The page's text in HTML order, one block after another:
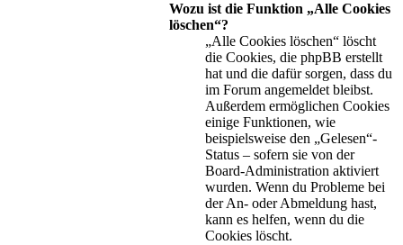
Wozu ist die Funktion „Alle Cookies
löschen“?
„Alle Cookies löschen“ löscht
die Cookies, die phpBB erstellt
hat und die dafür sorgen, dass du
im Forum angemeldet bleibst.
Außerdem ermöglichen Cookies
einige Funktionen, wie
beispielsweise den „Gelesen“-
Status – sofern sie von der
Board-Administration aktiviert
wurden. Wenn du Probleme bei
der An- oder Abmeldung hast,
kann es helfen, wenn du die
Cookies löscht.